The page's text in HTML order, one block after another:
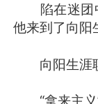
陷在迷团中
他来到了向阳
向阳生涯职
“拿来主义